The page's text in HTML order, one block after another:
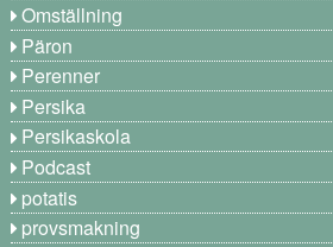
Omställning
Päron
Perenner
Persika
Persikaskola
Podcast
potatis
provsmakning